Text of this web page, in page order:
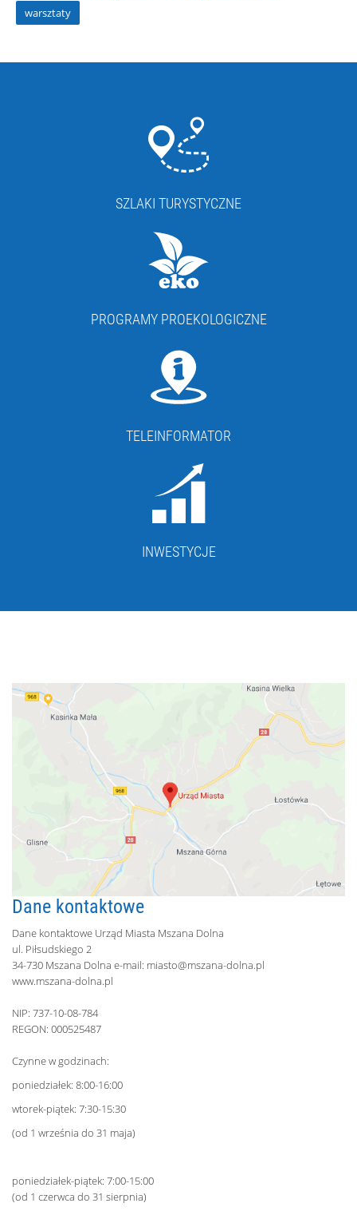
warsztaty
SZLAKI TURYSTYCZNE
PROGRAMY PROEKOLOGICZNE
TELEINFORMATOR
INWESTYCJE
Dane kontaktowe
Dane kontaktowe Urząd Miasta Mszana Dolna
ul. Piłsudskiego 2
34-730 Mszana Dolna e-mail: miasto@mszana-dolna.pl
www.mszana-dolna.pl
NIP: 737-10-08-784
REGON: 000525487
Czynne w godzinach:
poniedziałek: 8:00-16:00
wtorek-piątek: 7:30-15:30
(od 1 września do 31 maja)
poniedziałek-piątek: 7:00-15:00
(od 1 czerwca do 31 sierpnia)